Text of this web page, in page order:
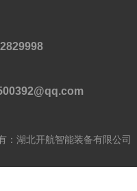
：湖北开航智能装备有限公司